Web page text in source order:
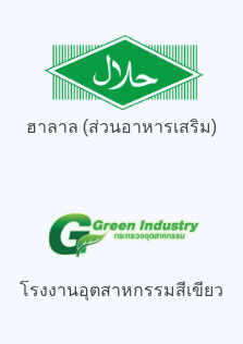
ฮาลาล (ส่วนอาหารเสริม)
โรงงานอุตสาหกรรมสีเขียว